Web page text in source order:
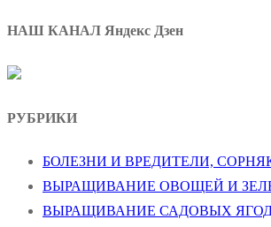
НАШ КАНАЛ Яндекс Дзен
РУБРИКИ
БОЛЕЗНИ И ВРЕДИТЕЛИ,
ВЫРАЩИВАНИЕ ОВОЩЕЙ И
ВЫРАЩИВАНИЕ САДОВЫХ